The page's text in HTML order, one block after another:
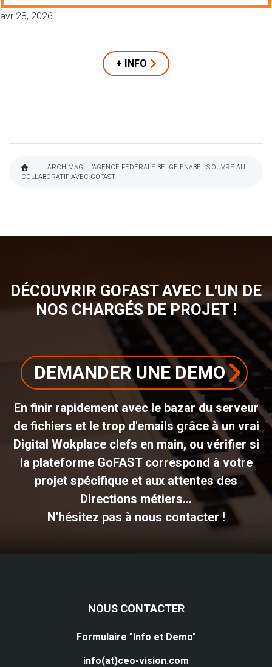
avr 28, 2026
+ INFO
FIL
ARCHIMAG : L’AGENCE FÉDÉRALE BELGE ENABEL S’OUVRE AU
COLLABORATIF AVEC GOFAST
DÉCOUVRIR GOFAST AVEC L'UN DE
NOS CHARGÉS DE PROJET !
DEMANDER UNE DEMO
En finir rapidement avec le bazar du serveur
de fichiers et le trop d'emails grâce à un vrai
Digital Wokplace clefs en main, ou vérifier si
la plateforme GoFAST correspond à votre
projet spécifique et aux attentes des
Directions métiers...
N'hésitez pas à nous contacter !
NOUS CONTACTER
Formulaire "Info et Demo"
info(at)ceo-vision.com